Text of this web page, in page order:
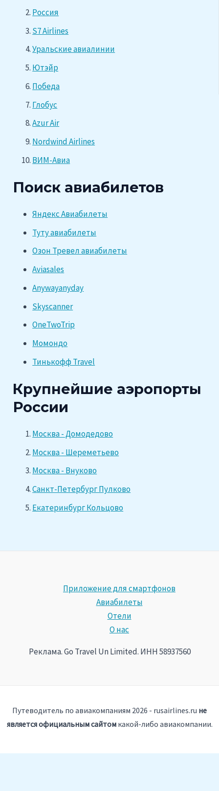
Россия
S7 Airlines
Уральские авиалинии
Ютэйр
Победа
Глобус
Azur Air
Nordwind Airlines
ВИМ-Авиа
Поиск авиабилетов
Яндекс Авиабилеты
Туту авиабилеты
Озон Тревел авиабилеты
Aviasales
Anywayanyday
Skyscanner
OneTwoTrip
Момондо
Тинькофф Travel
Крупнейшие аэропорты
России
Москва - Домодедово
Москва - Шереметьево
Москва - Внуково
Санкт-Петербург Пулково
Екатеринбург Кольцово
Приложение для смартфонов
Авиабилеты
Отели
О нас
Реклама. Go Travel Un Limited. ИНН 58937560
Путеводитель по авиакомпаниям 2026 - rusairlines.ru не
является официальным сайтомкакой-либо авиакомпании.